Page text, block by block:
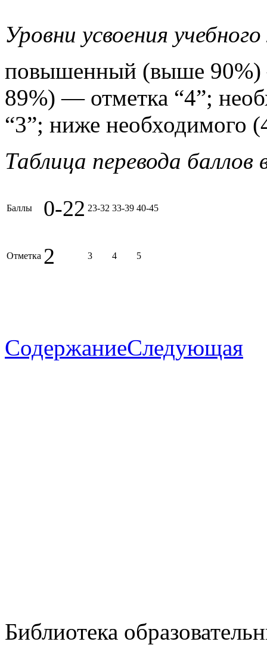
Уровни усвоения
повышенный (выше 90%)
89%) — отметка “4”;
“3”; ниже необходимого
Таблица перевода
Баллы 0-22 23-32 33-39 40-45
Отметка 2 3 4 5
СодержаниеСледующая
Библиотека